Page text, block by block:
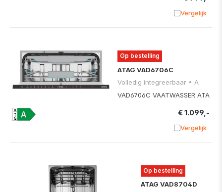
Vergelijk
Op bestelling
ATAG VAD6706C
Volledig integreerbaar • A
VAD6706C VAATWASSER ATA
€ 1.099,-
Vergelijk
Op bestelling
ATAG VAD8704D